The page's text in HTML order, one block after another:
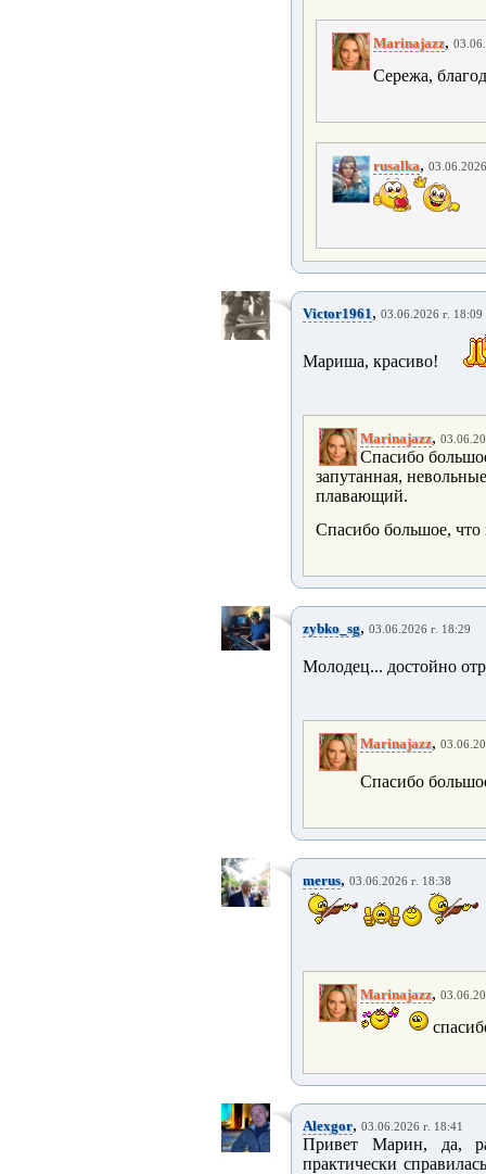
Marinajazz,
Сережа,
rusalka,
Victor1961, 03.06.2026 г. 18:09
Мариша, красиво!
Marinajazz,
Спасибо
запутанная,
плавающий.
Спасибо большое,
zybko_sg, 03.06.2026 г. 18:29
Молодец... достойно
Marinajazz,
Спасибо
merus, 03.06.2026 г. 18:38
Marinajazz,
Alexgor, 03.06.2026 г. 18:41
Привет Марин, да,
практически